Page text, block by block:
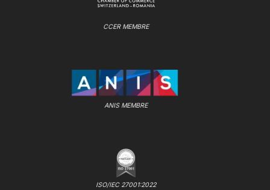
CCER MEMBRE
ANIS MEMBRE
ISO/IEC 27001:2022